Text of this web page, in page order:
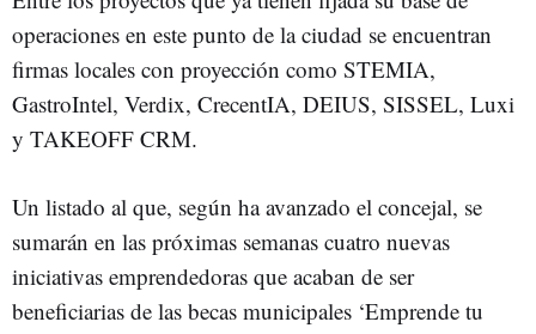
operaciones en este punto de la ciudad se encuentran
firmas locales con proyección como STEMIA,
GastroIntel, Verdix, CrecentIA, DEIUS, SISSEL, Luxi
y TAKEOFF CRM.
Un listado al que, según ha avanzado el concejal, se
sumarán en las próximas semanas cuatro nuevas
iniciativas emprendedoras que acaban de ser
beneficiarias de las becas municipales ‘Emprende tu